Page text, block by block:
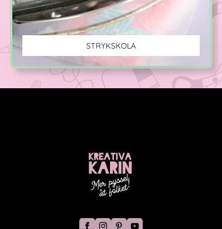
STRYKSKOLA